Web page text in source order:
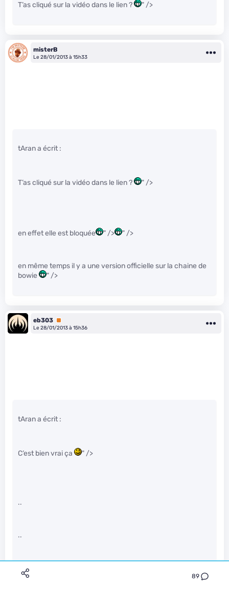
89
T’as cliqué sur la vidéo dans le lien ? " />
misterB
Le 28/01/2013 à 15h33
tAran a écrit :
T’as cliqué sur la vidéo dans le lien ? " />
en effet elle est bloquée " /> " />
en même temps il y a une version officielle sur la chaine de
bowie
" />
eb303 Premium
Le 28/01/2013 à 15h36
tAran a écrit :
C’est bien vrai ça " />
..
..
Oh wait